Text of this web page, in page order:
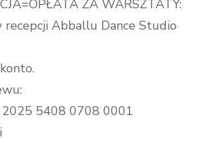
ZA WARSZTATY:
recepcji Abballu Dance Studio
5408 0708 0001